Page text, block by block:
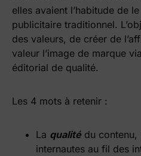
elles avaient l’habitude de
publicitaire traditionnel.
des valeurs, de créer de
valeur l’image de marque
éditorial de qualité.
Les 4 mots à retenir :
La qualité du
internautes au fil des